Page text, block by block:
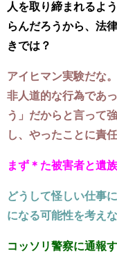
人を取り締まれるよ
らんだろうから、法
きでは？
アイヒマン実験だな
非人道的な行為であ
う」だからと言って
し、やったことに責
まず＊た被害者と遺
どうして怪しい仕事
になる可能性を考え
コッソリ警察に通報